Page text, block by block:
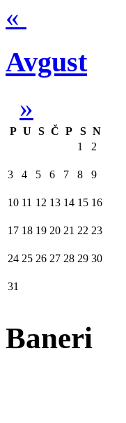
«
Avgust
»
P U S Č P S N
1
2
3 4 5 6 7 8 9
10 11 12 13 14 15 16
17 18 19 20 21 22 23
24 25 26 27 28 29 30
31
Baneri